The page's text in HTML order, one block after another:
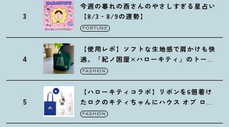
3
今週の暮れの酉さんのやさしすぎる星占い
【8/3‐8/9の運勢】
FORTUNE
4
【使用レポ】ソフトな生地感で肩かけも快
適。「紀ノ国屋×ハローキティ」のトート
がガシガシ使えて最高です
FASHION
5
【ハローキティコラボ】リボンを6個着け
たロクのキティちゃんにハウス オブ ロー
ゼの限定パケも
FASHION